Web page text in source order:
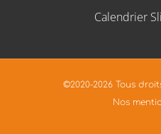
Calendrier
©2020-2026 Tous
Nos